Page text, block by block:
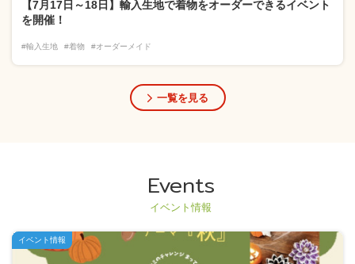
【7月17日～18日】輸入生地で着物をオーダーできるイベント
を開催！
#輸入生地 #着物 #オーダーメイド
一覧を見る
Events
イベント情報
イベント情報